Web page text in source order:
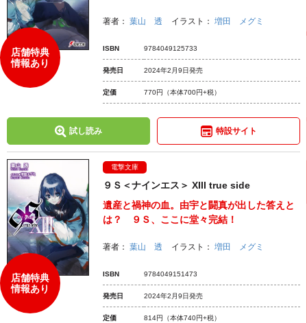
店舗特典
情報あり
著者： 葉山 透 イラスト： 増田 メグミ
ISBN 9784049125733
発売日 2024年2月9日発売
定価 770円 （本体700円+税）
試し読み 特設サイト
店舗特典
情報あり
電撃文庫
９Ｓ＜ナインエス＞ XIII true side
遺産と禍神の血。由宇と闘真が出した答えと
は？ ９Ｓ、ここに堂々完結！
著者： 葉山 透 イラスト： 増田 メグミ
ISBN 9784049151473
発売日 2024年2月9日発売
定価 814円 （本体740円+税）